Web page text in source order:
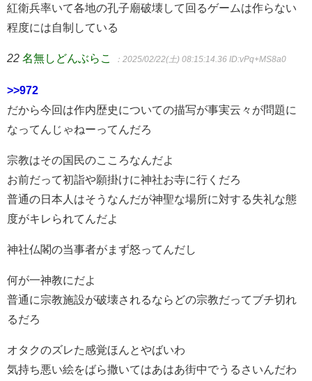
紅衛兵率いて各地の孔子廟破壊して回るゲームは作らない
程度には自制している
22 名無しどんぶらこ ：2025/02/22(土) 08:15:14.36 ID:vPq+MS8a0
>>972
だから今回は作内歴史についての描写が事実云々が問題に
なってんじゃねーってんだろ
宗教はその国民のこころなんだよ
お前だって初詣や願掛けに神社お寺に行くだろ
普通の日本人はそうなんだが神聖な場所に対する失礼な態
度がキレられてんだよ
神社仏閣の当事者がまず怒ってんだし
何が一神教にだよ
普通に宗教施設が破壊されるならどの宗教だってブチ切れ
るだろ
オタクのズレた感覚ほんとやばいわ
気持ち悪い絵をばら撒いてはあはあ街中でうるさいんだわ